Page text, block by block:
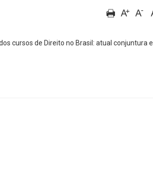
cursos de Direito no Brasil: atual conjuntura e